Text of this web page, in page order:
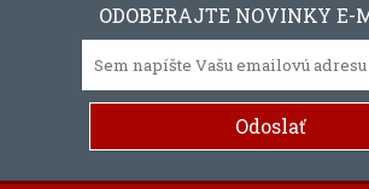
ODOBERAJTE NOVINKY E-